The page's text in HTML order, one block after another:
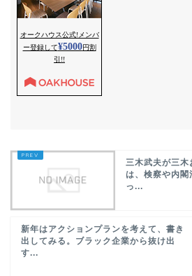
三木武夫が三木
は、検察や内
っ...
新年はアクションプランを考えて、書き
出してみる。ブラック企業から抜け出
す...